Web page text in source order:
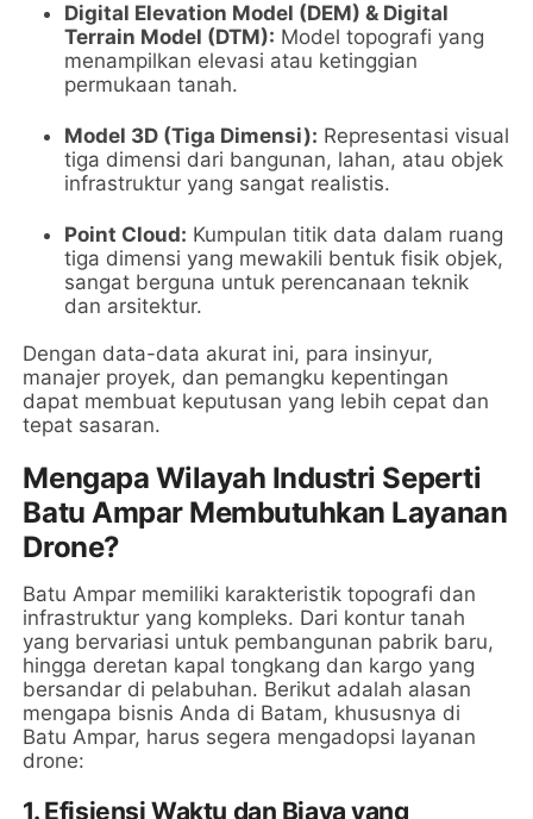
Digital Elevation Model (DEM) & Digital
Terrain Model (DTM): Model topografi yang
menampilkan elevasi atau ketinggian
permukaan tanah.
Model 3D (Tiga Dimensi): Representasi visual
tiga dimensi dari bangunan, lahan, atau objek
infrastruktur yang sangat realistis.
Point Cloud: Kumpulan titik data dalam ruang
tiga dimensi yang mewakili bentuk fisik objek,
sangat berguna untuk perencanaan teknik
dan arsitektur.
Dengan data-data akurat ini, para insinyur,
manajer proyek, dan pemangku kepentingan
dapat membuat keputusan yang lebih cepat dan
tepat sasaran.
Mengapa Wilayah Industri Seperti
Batu Ampar Membutuhkan Layanan
Drone?
Batu Ampar memiliki karakteristik topografi dan
infrastruktur yang kompleks. Dari kontur tanah
yang bervariasi untuk pembangunan pabrik baru,
hingga deretan kapal tongkang dan kargo yang
bersandar di pelabuhan. Berikut adalah alasan
mengapa bisnis Anda di Batam, khususnya di
Batu Ampar, harus segera mengadopsi layanan
drone:
1. Efisiensi Waktu dan Biaya yang